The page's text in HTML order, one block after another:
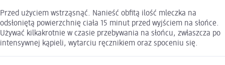
Przed użyciem wstrząsnąć. Nanieść obfitą ilość mleczka na
odsłoniętą powierzchnię ciała 15 minut przed wyjściem na słońce.
Używać kilkakrotnie w czasie przebywania na słońcu, zwłaszcza po
intensywnej kąpieli, wytarciu ręcznikiem oraz spoceniu się.